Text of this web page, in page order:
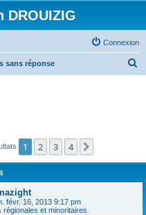
DROUIZIG
Connexion
sans réponse
c
1 2 3 4
févr. 16, 2013 9:17 pm
régionales et minoritaires